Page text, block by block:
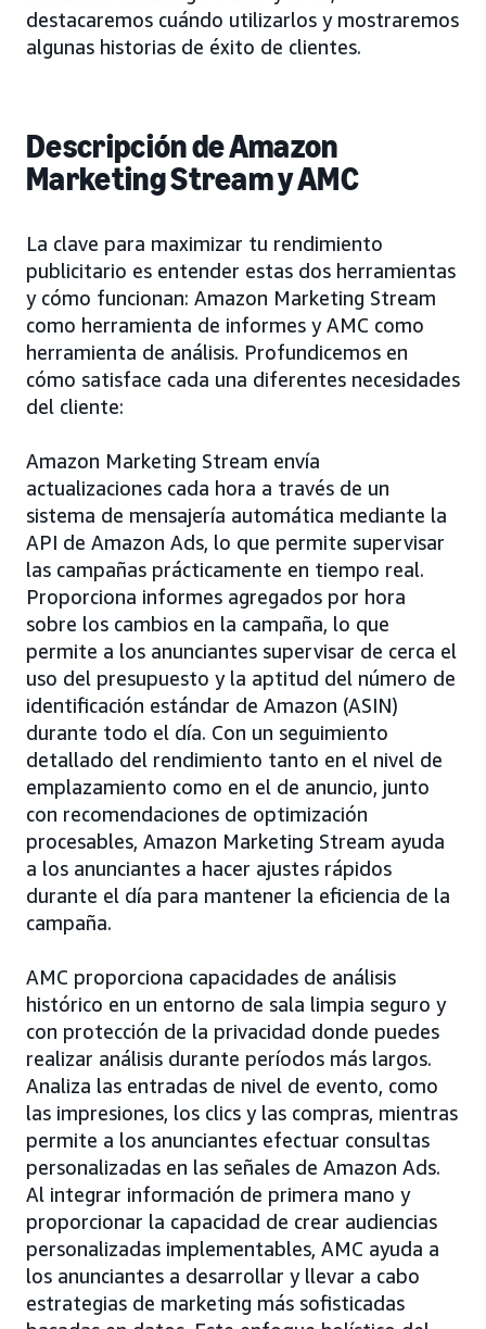
destacaremos cuándo utilizarlos y mostraremos
algunas historias de éxito de clientes.
Descripción de Amazon
Marketing Stream y AMC
La clave para maximizar tu rendimiento
publicitario es entender estas dos herramientas
y cómo funcionan: Amazon Marketing Stream
como herramienta de informes y AMC como
herramienta de análisis. Profundicemos en
cómo satisface cada una diferentes necesidades
del cliente:
Amazon Marketing Stream envía
actualizaciones cada hora a través de un
sistema de mensajería automática mediante la
API de Amazon Ads, lo que permite supervisar
las campañas prácticamente en tiempo real.
Proporciona informes agregados por hora
sobre los cambios en la campaña, lo que
permite a los anunciantes supervisar de cerca el
uso del presupuesto y la aptitud del número de
identificación estándar de Amazon (ASIN)
durante todo el día. Con un seguimiento
detallado del rendimiento tanto en el nivel de
emplazamiento como en el de anuncio, junto
con recomendaciones de optimización
procesables, Amazon Marketing Stream ayuda
a los anunciantes a hacer ajustes rápidos
durante el día para mantener la eficiencia de la
campaña.
AMC proporciona capacidades de análisis
histórico en un entorno de sala limpia seguro y
con protección de la privacidad donde puedes
realizar análisis durante períodos más largos.
Analiza las entradas de nivel de evento, como
las impresiones, los clics y las compras, mientras
permite a los anunciantes efectuar consultas
personalizadas en las señales de Amazon Ads.
Al integrar información de primera mano y
proporcionar la capacidad de crear audiencias
personalizadas implementables, AMC ayuda a
los anunciantes a desarrollar y llevar a cabo
estrategias de marketing más sofisticadas